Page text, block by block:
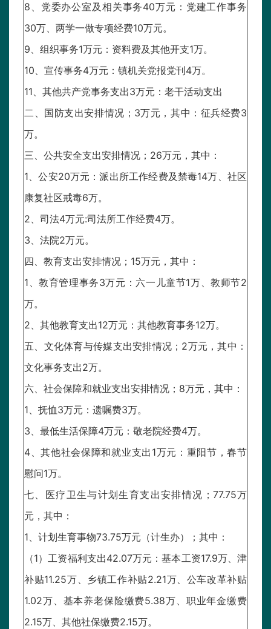
8、党委办公室及相关事务40万元：党建工作事务
30万、两学一做专项经费10万元。
9、组织事务1万元：资料费及其他开支1万。
10、宣传事务4万元：镇机关党报党刊4万。
11、其他共产党事务支出3万元：老干活动支出
二、国防支出安排情况；3万元，其中：征兵经费3
万。
三、公共安全支出安排情况；26万元，其中：
1、公安20万元：派出所工作经费及禁毒14万、社区
康复社区戒毒6万。
2、司法4万元:司法所工作经费4万。
3、法院2万元。
四、教育支出安排情况；15万元，其中：
1、教育管理事务3万元：六一儿童节1万、教师节2
万。
2、其他教育支出12万元：其他教育事务12万。
五、文化体育与传媒支出安排情况；2万元，其中：
文化事务支出2万。
六、社会保障和就业支出安排情况；8万元，其中：
1、抚恤3万元：遗嘱费3万。
3、最低生活保障4万元：敬老院经费4万。
4、其他社会保障和就业支出1万元：重阳节，春节
慰问1万。
七、医疗卫生与计划生育支出安排情况；77.75万
元，其中：
1、计划生育事物73.75万元（计生办）；其中：
（1）工资福利支出42.07万元：基本工资17.9万、津
补贴11.25万、乡镇工作补贴2.21万、公车改革补贴
1.02万、基本养老保险缴费5.38万、职业年金缴费
2.15万、其他社保缴费2.15万。